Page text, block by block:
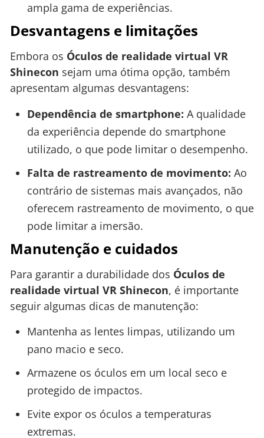
ampla gama de experiências.
Desvantagens e limitações
Embora os Óculos de realidade virtual VR
Shinecon sejam uma ótima opção, também
apresentam algumas desvantagens:
Dependência de smartphone: A qualidade
da experiência depende do smartphone
utilizado, o que pode limitar o desempenho.
Falta de rastreamento de movimento: Ao
contrário de sistemas mais avançados, não
oferecem rastreamento de movimento, o que
pode limitar a imersão.
Manutenção e cuidados
Para garantir a durabilidade dos Óculos de
realidade virtual VR Shinecon, é importante
seguir algumas dicas de manutenção:
Mantenha as lentes limpas, utilizando um
pano macio e seco.
Armazene os óculos em um local seco e
protegido de impactos.
Evite expor os óculos a temperaturas
extremas.